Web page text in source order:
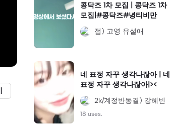
콩닥즈 1차 모집 | 콩닥즈 1차
모집|#콩닥즈#녕티비만
접) 고영 유설애
네 표정 자꾸 생각나잖아 | 네
표정 자꾸 생각나잖아|><
2k/계정반동결) 강혜빈
18 uses.